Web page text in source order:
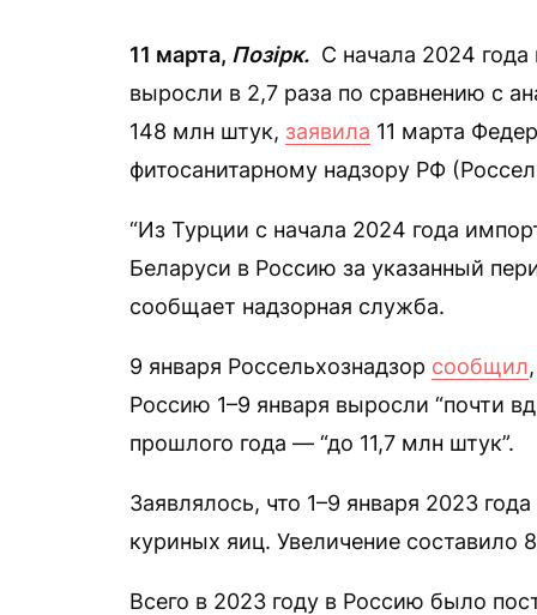
11 марта, Позірк. С начала 2024
выросли в 2,7 раза по сравнению с
148 млн штук, заявила 11 марта
фитосанитарному надзору РФ
“Из Турции с начала 2024 года
Беларуси в Россию за указанный
сообщает надзорная служба.
9 января Россельхознадзор сообщил
Россию 1–9 января выросли “почти
прошлого года — “до 11,7 млн штук”.
Заявлялось, что 1–9 января 2023
куриных яиц. Увеличение составило
Всего в 2023 году в Россию было